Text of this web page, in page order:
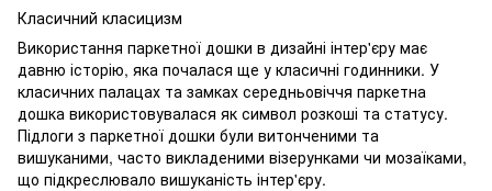
Класичний класицизм
Використання паркетної дошки в дизайні інтер'єру має
давню історію, яка почалася ще у класичні годинники. У
класичних палацах та замках середньовіччя паркетна
дошка використовувалася як символ розкоші та статусу.
Підлоги з паркетної дошки були витонченими та
вишуканими, часто викладеними візерунками чи мозаїками,
що підкреслювало вишуканість інтер'єру.